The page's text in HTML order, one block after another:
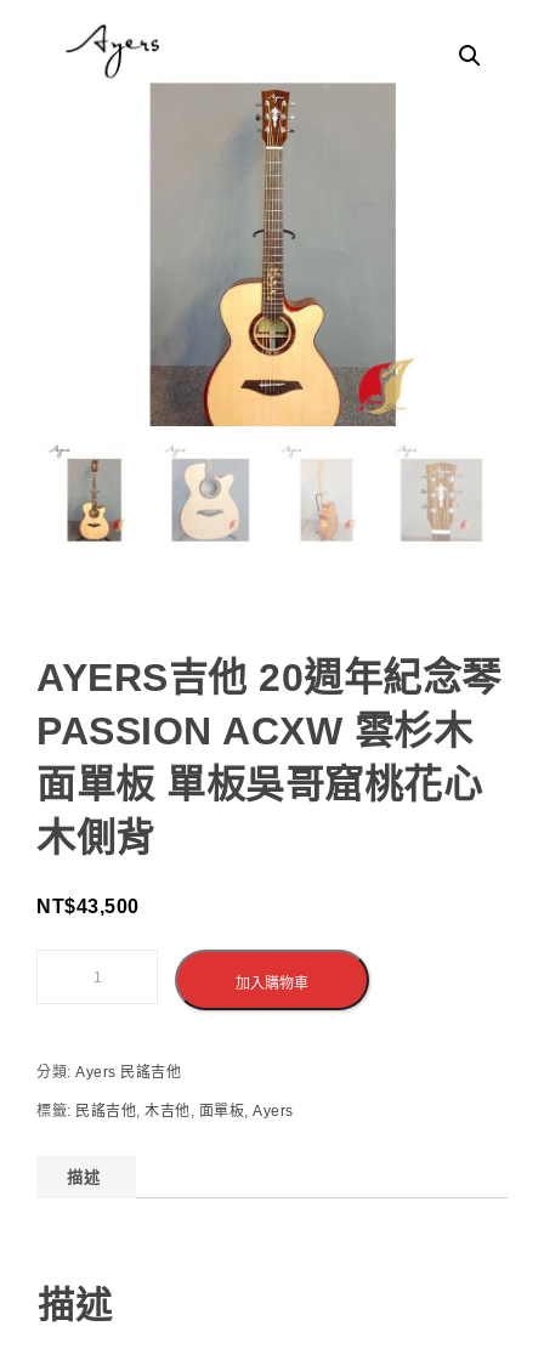
AYERS吉他 20週年紀念琴
PASSION ACXW 雲杉木
面單板 單板吳哥窟桃花心
木側背
NT$43,500
加入購物車
分類: Ayers 民謠吉他
標籤: 民謠吉他, 木吉他, 面單板, Ayers
描述
描述